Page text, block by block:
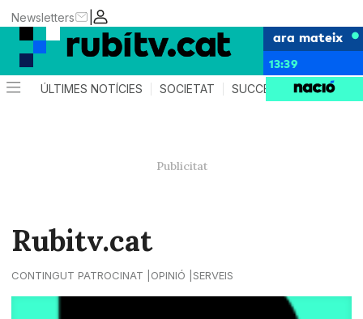
|
Newsletters
ara mateix
13:39
ÚLTIMES NOTÍCIES SOCIETAT SUCCESSOS
Rubitv.cat
CONTINGUT PATROCINAT OPINIÓ SERVEIS